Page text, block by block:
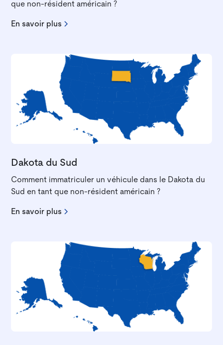
que non-résident américain ?
En savoir plus
Dakota du Sud
Comment immatriculer un véhicule dans le Dakota du
Sud en tant que non-résident américain ?
En savoir plus